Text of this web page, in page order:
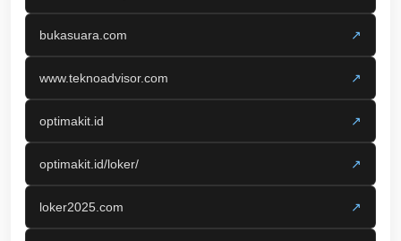
bukasuara.com ↗
www.teknoadvisor.com ↗
optimakit.id ↗
optimakit.id/loker/ ↗
loker2025.com ↗